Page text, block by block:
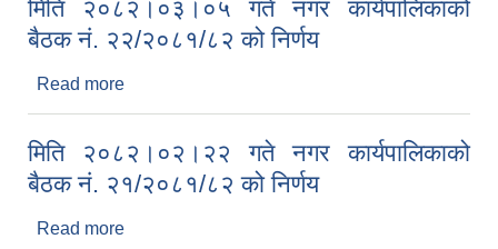
मिति २०८२।०३।०५ गते नगर कार्यपालिकाको
बैठक नं. २२/२०८१/८२ को निर्णय
Read more
मिति २०८२।०२।२२ गते नगर कार्यपालिकाको
बैठक नं. २१/२०८१/८२ को निर्णय
Read more